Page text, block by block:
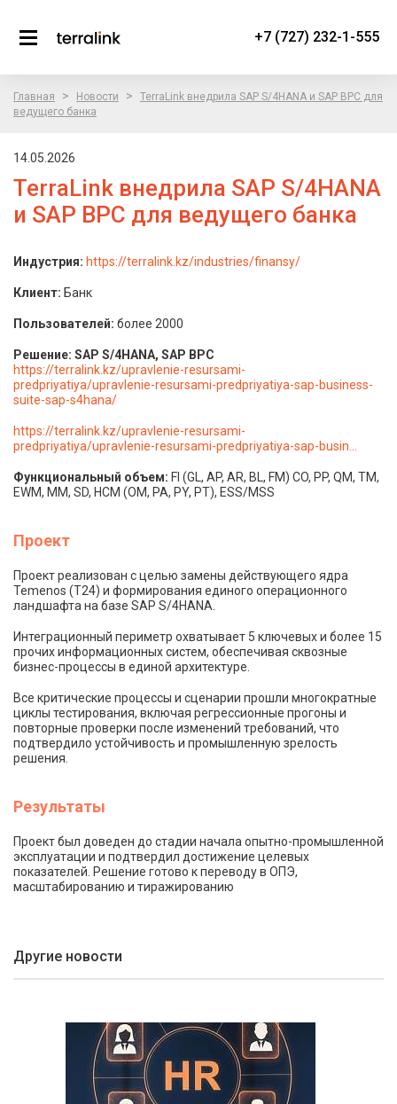
+7 (727) 232-1-555
Главная > Новости >
TerraLink внедрила SAP S/4HANA и SAP BPC для
ведущего банка
14.05.2026
TerraLink внедрила SAP S/4HANA
и SAP BPC для ведущего банка
Индустрия: https://terralink.kz/industries/finansy/
Клиент: Банк
Пользователей: более 2000
Решение: SAP S/4HANA, SAP BPC
https://terralink.kz/upravlenie-resursami-
predpriyatiya/upravlenie-resursami-predpriyatiya-sap-business-
suite-sap-s4hana/
https://terralink.kz/upravlenie-resursami-
predpriyatiya/upravlenie-resursami-predpriyatiya-sap-busin...
Функциональный объем: FI (GL, AP, AR, BL, FM) CO, PP, QM, TM,
EWM, MM, SD, HCM (OM, PA, PY, PT), ESS/MSS
Проект
Проект реализован с целью замены действующего ядра
Temenos (T24) и формирования единого операционного
ландшафта на базе SAP S/4HANA.
Интеграционный периметр охватывает 5 ключевых и более 15
прочих информационных систем, обеспечивая сквозные
бизнес-процессы в единой архитектуре.
Все критические процессы и сценарии прошли многократные
циклы тестирования, включая регрессионные прогоны и
повторные проверки после изменений требований, что
подтвердило устойчивость и промышленную зрелость
решения.
Результаты
Проект был доведен до стадии начала опытно-промышленной
эксплуатации и подтвердил достижение целевых
показателей. Решение готово к переводу в ОПЭ,
масштабированию и тиражированию
Другие новости